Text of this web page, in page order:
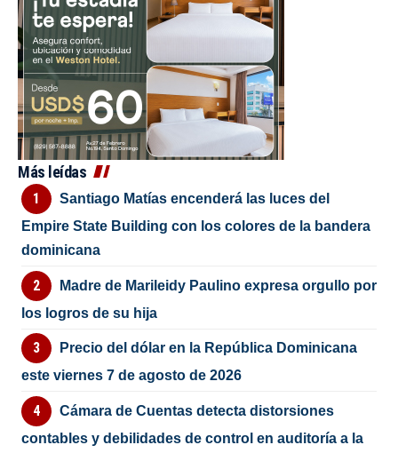
Más leídas
Santiago Matías encenderá las luces del
Empire State Building con los colores de la bandera
dominicana
Madre de Marileidy Paulino expresa orgullo por
los logros de su hija
Precio del dólar en la República Dominicana
este viernes 7 de agosto de 2026
Cámara de Cuentas detecta distorsiones
contables y debilidades de control en auditoría a la